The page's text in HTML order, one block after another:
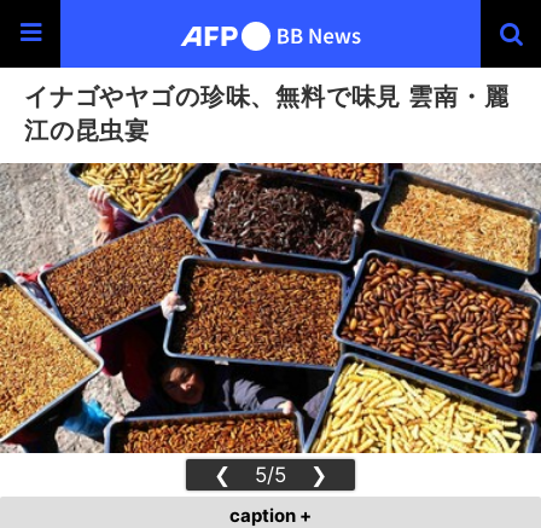
イナゴやヤゴの珍味、無料で味見 雲南・麗
江の昆虫宴
❮ 5/5 ❯
caption +